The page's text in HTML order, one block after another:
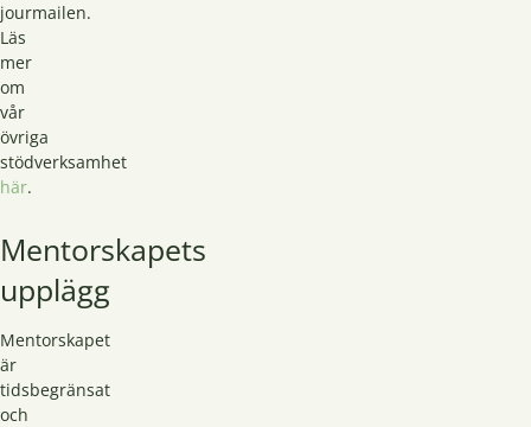
jourmailen.
Läs
mer
om
vår
övriga
stödverksamhet
här.
Mentorskapets
upplägg
Mentorskapet
är
tidsbegränsat
och